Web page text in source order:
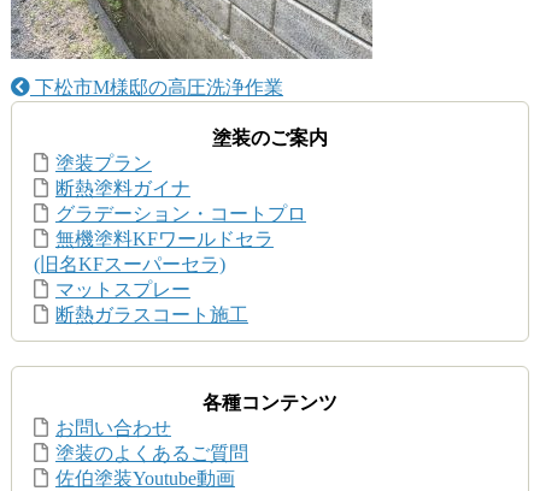
下松市M様邸の高圧洗浄作業
塗装のご案内
塗装プラン
断熱塗料ガイナ
グラデーション・コートプロ
無機塗料KFワールドセラ
(旧名KFスーパーセラ)
マットスプレー
断熱ガラスコート施工
各種コンテンツ
お問い合わせ
塗装のよくあるご質問
佐伯塗装Youtube動画